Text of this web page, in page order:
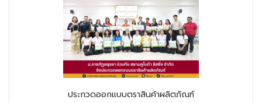
ประกวดออกแบบตราสินค้าผลิตภัณฑ์